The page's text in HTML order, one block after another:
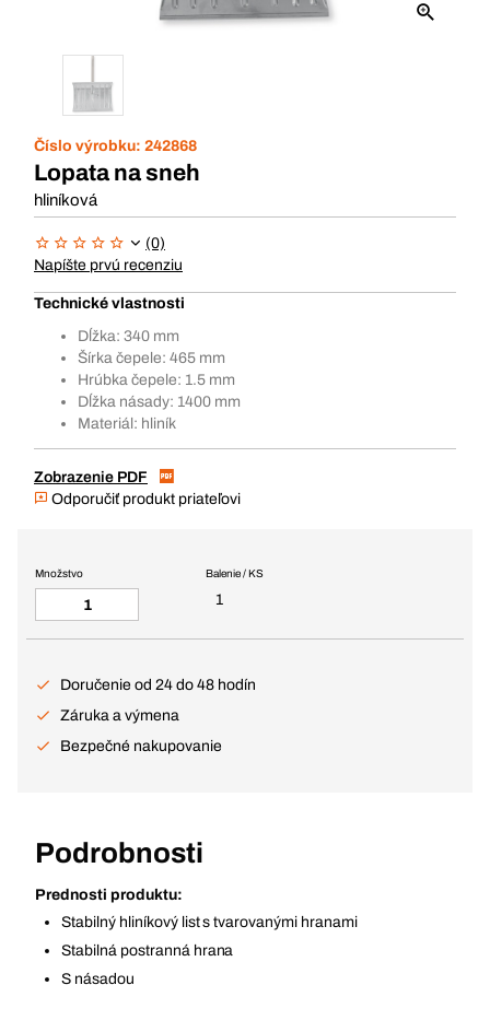
Číslo výrobku: 242868
Lopata na sneh
hliníková
(0)
Napíšte prvú recenziu
Technické vlastnosti
Dĺžka: 340 mm
Šírka čepele: 465 mm
Hrúbka čepele: 1.5 mm
Dĺžka násady: 1400 mm
Materiál: hliník
Zobrazenie PDF
Odporučiť produkt priateľovi
Balenie / KS
1
Množstvo
Doručenie od 24 do 48 hodín
Záruka a výmena
Bezpečné nakupovanie
Podrobnosti
Prednosti produktu:
Stabilný hliníkový list s tvarovanými hranami
Stabilná postranná hrana
S násadou